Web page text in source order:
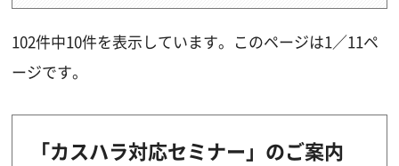
102件中10件を表示しています。このページは1／11ペ
ージです。
「カスハラ対応セミナー」のご案内